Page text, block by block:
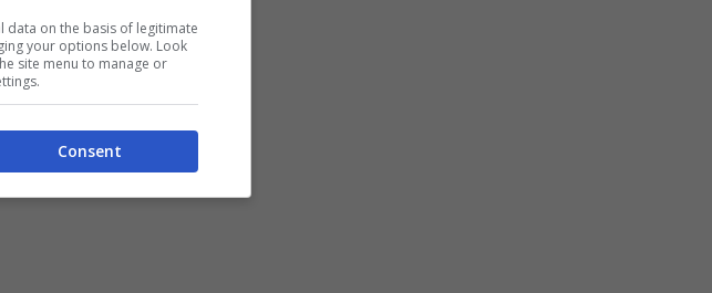
data on the basis of legitimate
your options below. Look
site menu to manage or
Consent